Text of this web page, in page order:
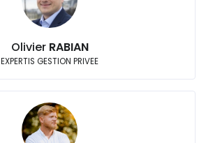
Olivier RABIAN
EXPERTIS GESTION PRIVEE